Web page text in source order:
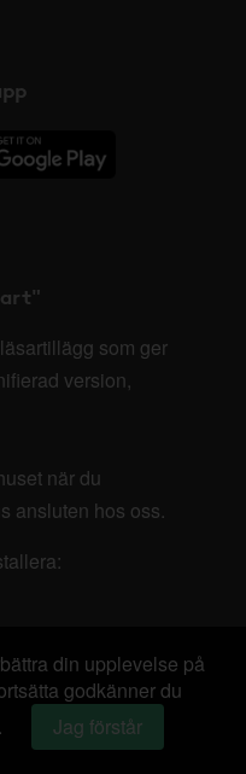
som ger
version,
när du
ansluten hos oss.
din upplevelse på
godkänner du
Jag förstår